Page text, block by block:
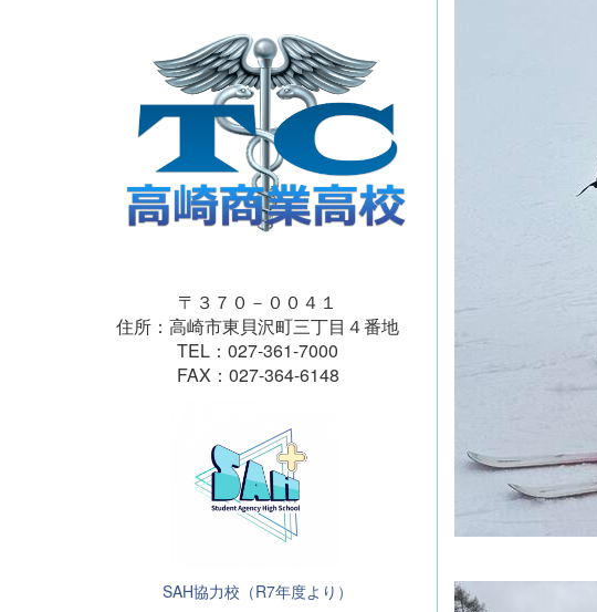
〒３７０－００４１
住所：高崎市東貝沢町三丁目４番地
TEL：027-361-7000
FAX：027-364-6148
SAH協力校（R7年度より）